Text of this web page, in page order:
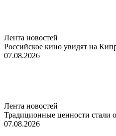
Лента новостей
Российское кино увидят на
07.08.2026
Лента новостей
Традиционные ценности стали
07.08.2026